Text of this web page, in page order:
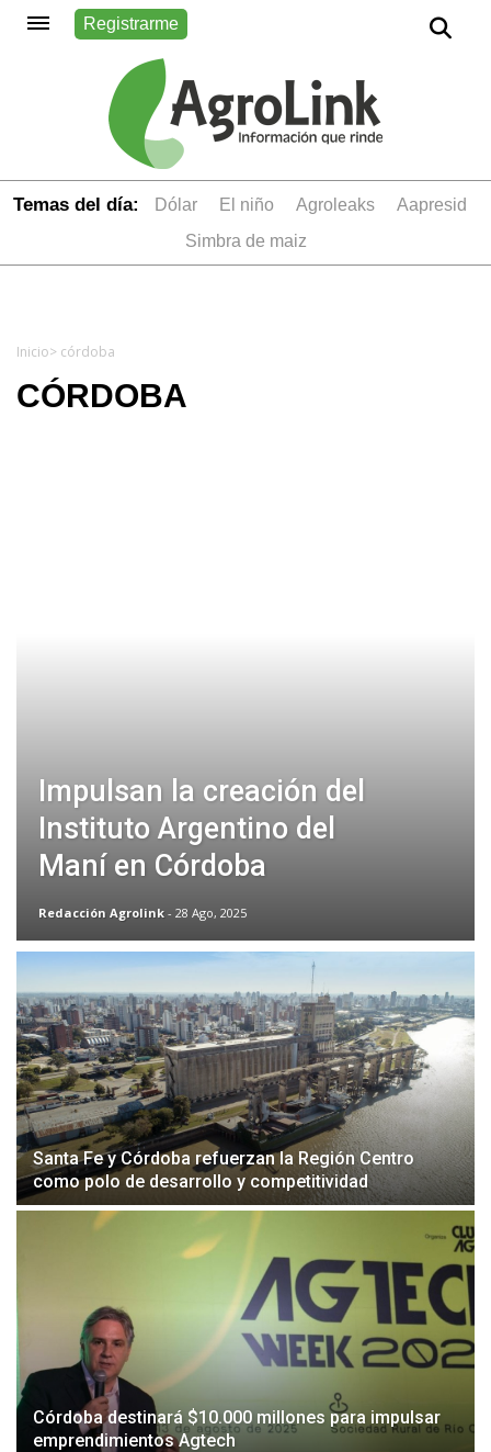
Registrarme
Temas del día: dólar el niño Agroleaks
aapresid
simbra de maiz
Inicio> córdoba
CÓRDOBA
Impulsan la creación del
Instituto Argentino del
Maní en Córdoba
Redacción Agrolink - 28 Ago, 2025
Santa Fe y Córdoba refuerzan la Región Centro
como polo de desarrollo y competitividad
Córdoba destinará $10.000 millones para impulsar
emprendimientos Agtech